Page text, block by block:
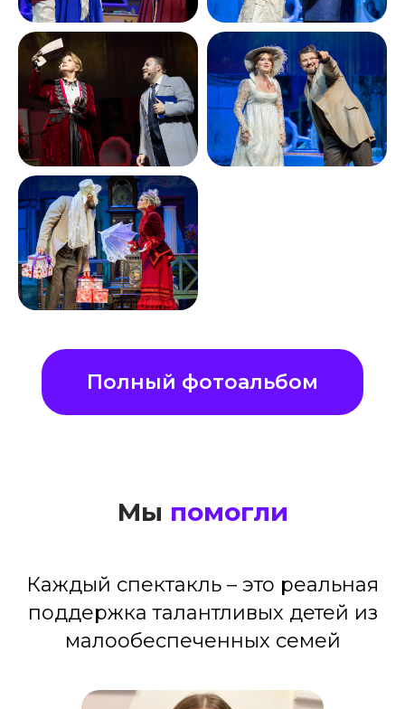
Полный фотоальбом
Мы помогли
Каждый спектакль – это реальная
поддержка талантливых детей из
малообеспеченных семей